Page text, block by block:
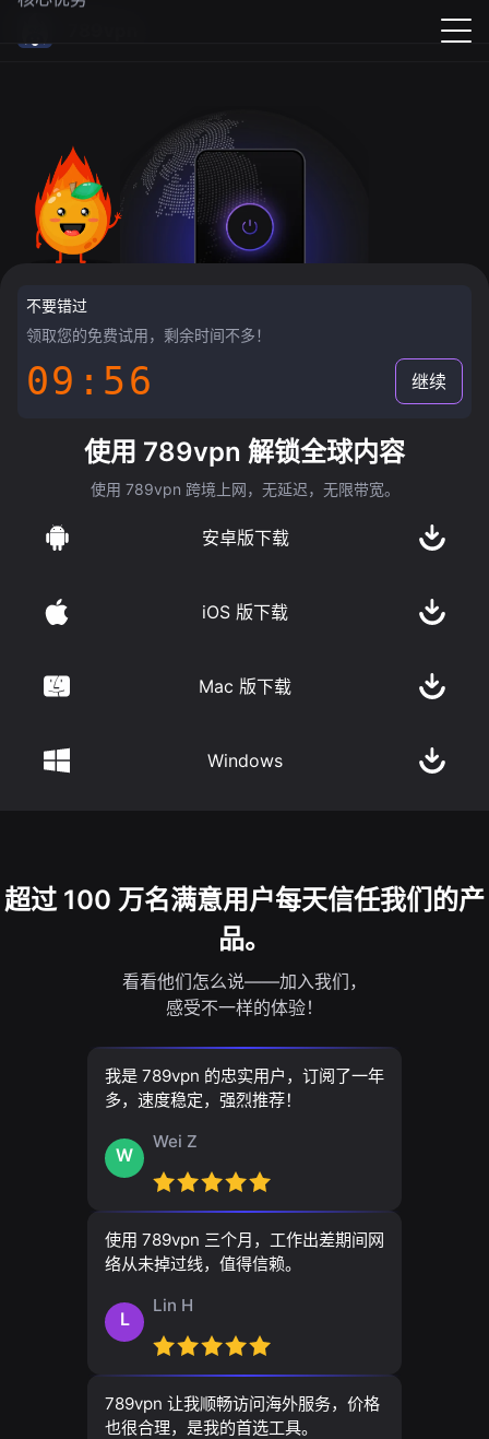
不要错过
领取您的免费试用，剩余时间不多！
09:55 继续
使用 789vpn 解锁全球内容
使用 789vpn 跨境上网，无延迟，无限带宽。
安卓版下载
iOS 版下载
Mac 版下载
Windows
超过 100 万名满意用户每天信任我们的产
品。
看看他们怎么说——加入我们，
感受不一样的体验！
我是 789vpn 的忠实用户，订阅了一年
多，速度稳定，强烈推荐！
W
Wei Z
使用 789vpn 三个月，工作出差期间网
络从未掉过线，值得信赖。
L
Lin H
789vpn 让我顺畅访问海外服务，价格
也很合理，是我的首选工具。